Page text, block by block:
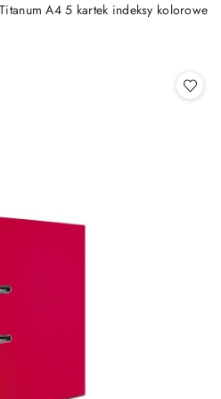
A4 5 kartek indeksy kolorowe